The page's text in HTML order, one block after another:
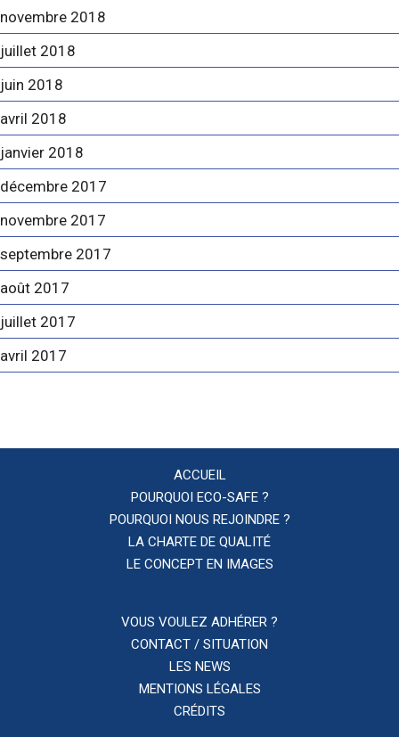
novembre 2018
juillet 2018
juin 2018
avril 2018
janvier 2018
décembre 2017
novembre 2017
septembre 2017
août 2017
juillet 2017
avril 2017
ACCUEIL
POURQUOI ECO-SAFE ?
POURQUOI NOUS REJOINDRE ?
LA CHARTE DE QUALITÉ
LE CONCEPT EN IMAGES
VOUS VOULEZ ADHÉRER ?
CONTACT / SITUATION
LES NEWS
MENTIONS LÉGALES
CRÉDITS